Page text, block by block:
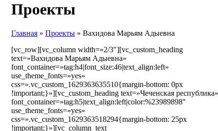
Проекты
Главная » Проекты » Вахидова Марьям Адыевна
[vc_row][vc_column width=»2/3″][vc_custom_heading
text=»Вахидова Марьям Адыевна»
font_container=»tag:h4|font_size:46|text_align:left»
use_theme_fonts=»yes»
css=».vc_custom_1629363635510{margin-bottom: 0px
!important;}»][vc_custom_heading text=»Чеченская республика»
font_container=»tag:h5|text_align:left|color:%23989898″
use_theme_fonts=»yes»
css=».vc_custom_1629363518294{margin-bottom: 25px
!important;}»][vc_column_text